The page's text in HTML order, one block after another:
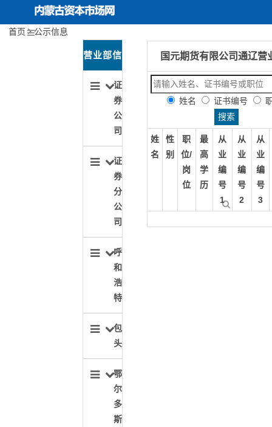
内蒙古资本市场网 首页 关于协会
协会动态
行业文化建设
期货服务实体经济
首页 公示信息
营业部信
息导航证
券
公
司
证
券
分
公
司
呼
和
浩
特
包
头
鄂
尔
多
斯
国元期货有限公司通辽营
姓名 证书编号
姓
名
性
别
职
位/
岗
位
最
高
学
历
从
业
编
号
1
从
业
编
号
2
从
业
编
号
3